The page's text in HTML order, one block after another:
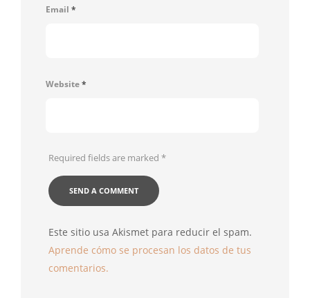
Email *
Website*
Required fields are marked *
Este sitio usa Akismet para reducir el spam.
Aprende cómo se procesan los datos de tus
comentarios.